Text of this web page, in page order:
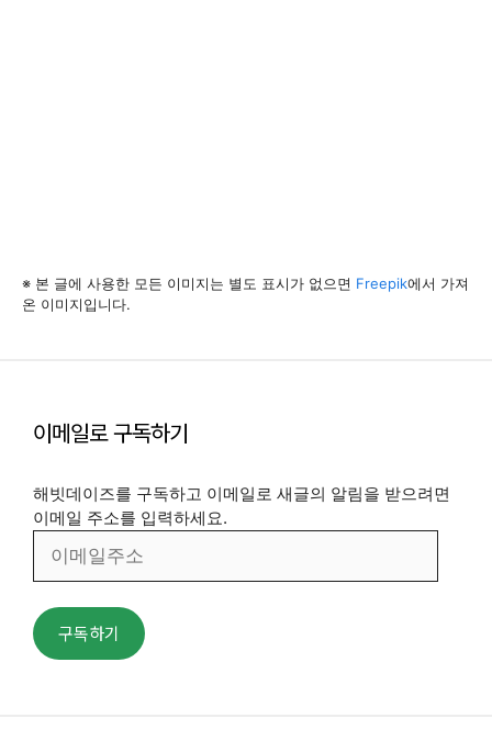
※ 본 글에 사용한 모든 이미지는 별도 표시가 없으면 Freepik에서 가져
온 이미지입니다.
이메일로 구독하기
해빗데이즈를 구독하고 이메일로 새글의 알림을 받으려면
이메일 주소를 입력하세요.
일
주
소
구독하기